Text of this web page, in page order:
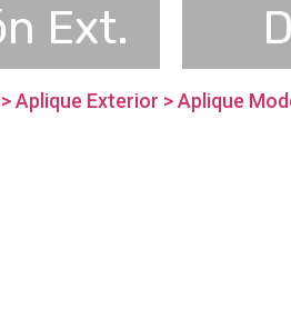
Ext.
Aplique Exterior > Aplique